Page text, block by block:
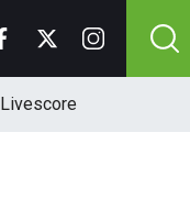
Livescore